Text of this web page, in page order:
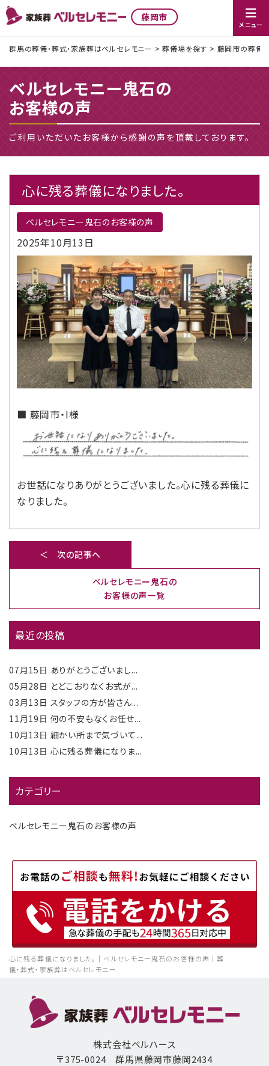
藤岡市
メニュー
群馬の葬儀・葬式・家族葬はベルセレモニー >葬儀場を探す > 藤岡市の葬儀
心に残る葬儀になりました。｜ベルセレモニー鬼石のお客様の声｜葬
儀・葬式・家族葬はベルセレモニー
ベルセレモニー鬼石の
お客様の声
ご利用いただいたお客様から感謝の声を頂戴しております。
心に残る葬儀になりました。
ベルセレモニー鬼石のお客様の声
2025年10月13日
■ 藤岡市・I様
お世話になりありがとうございました。心に残る葬儀に
なりました。
＜ 次の記事へ
ベルセレモニー鬼石の
お客様の声一覧
最近の投稿
07月15日 ありがとうございまし...
05月28日 とどこおりなくお式が...
03月13日 スタッフの方が皆さん...
11月19日 何の不安もなくお任せ...
10月13日 細かい所まで気づいて...
10月13日 心に残る葬儀になりま...
カテゴリー
ベルセレモニー鬼石のお客様の声
株式会社ベルハース
〒375-0024 群馬県藤岡市藤岡2434